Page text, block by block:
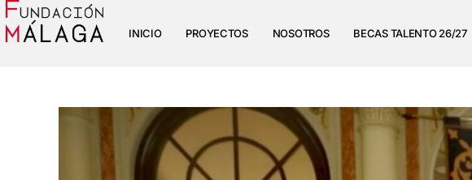
INICIO PROYECTOS NOSOTROS BECAS TALENTO 26/27